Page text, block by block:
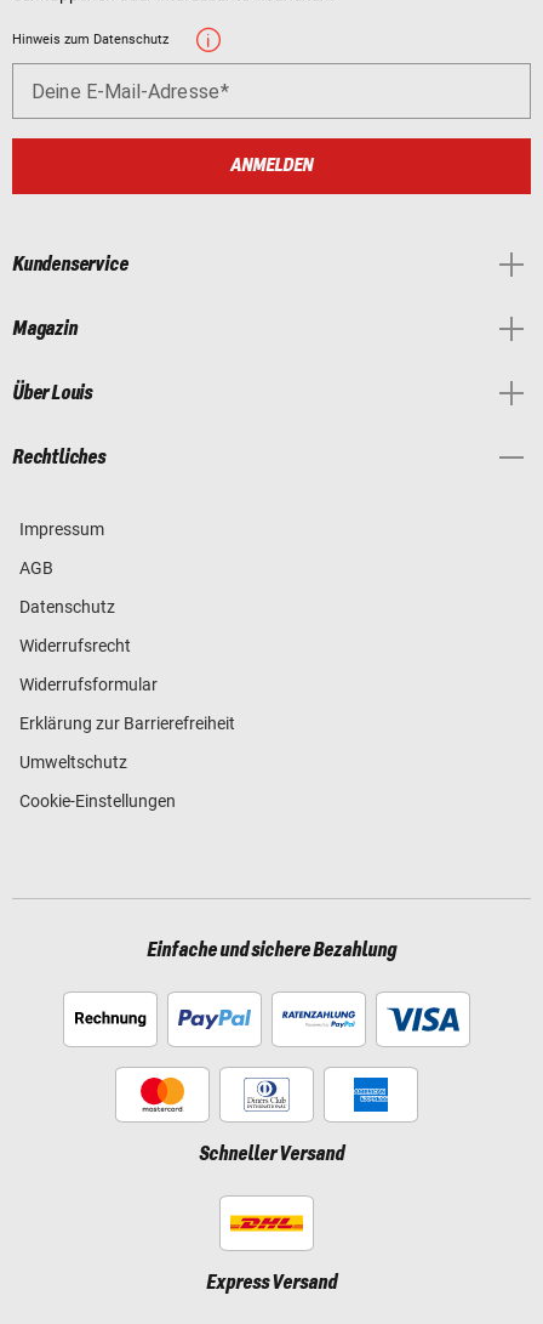
Hinweis zum Datenschutz
Deine E-Mail-Adresse
ANMELDEN
Kundenservice
Magazin
Über Louis
Rechtliches
Impressum
AGB
Datenschutz
Widerrufsrecht
Widerrufsformular
Erklärung zur Barrierefreiheit
Umweltschutz
Cookie-Einstellungen
Einfache und sichere Bezahlung
Schneller Versand
Express Versand